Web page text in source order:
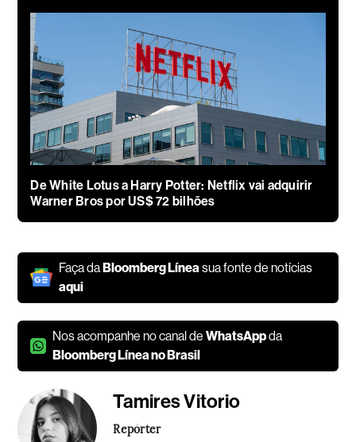
De White Lotus a Harry Potter: Netflix vai adquirir
Warner Bros por US$ 72 bilhões
Faça daBloomberg Línea sua fonte de notícias
aqui
Nos acompanhe no canal deWhatsAppda
Bloomberg Línea no Brasil
Tamires Vitorio
Repórter